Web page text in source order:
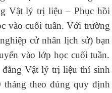
Vật lý trị liệu – Phục hồi
vào cuối tuần. Với trường
cử nhân lịch sử) bạn
vào lớp học cuối tuần.
Vật lý trị liệu thí sinh
tháng theo đúng quy định